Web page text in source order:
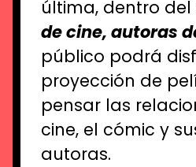
última, dentro
de cine, autoras
público podrá
proyección de
pensar las
cine, el cómic y
autoras.